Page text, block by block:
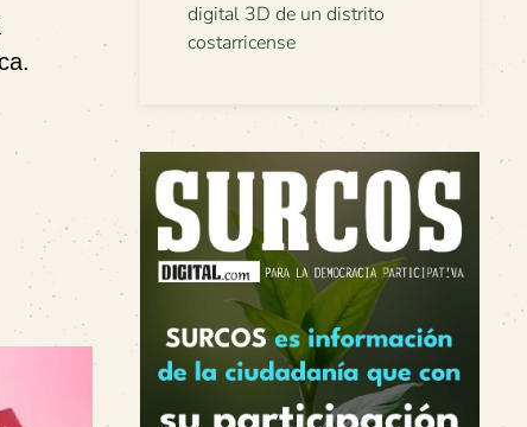
digital 3D de un distrito
costarricense